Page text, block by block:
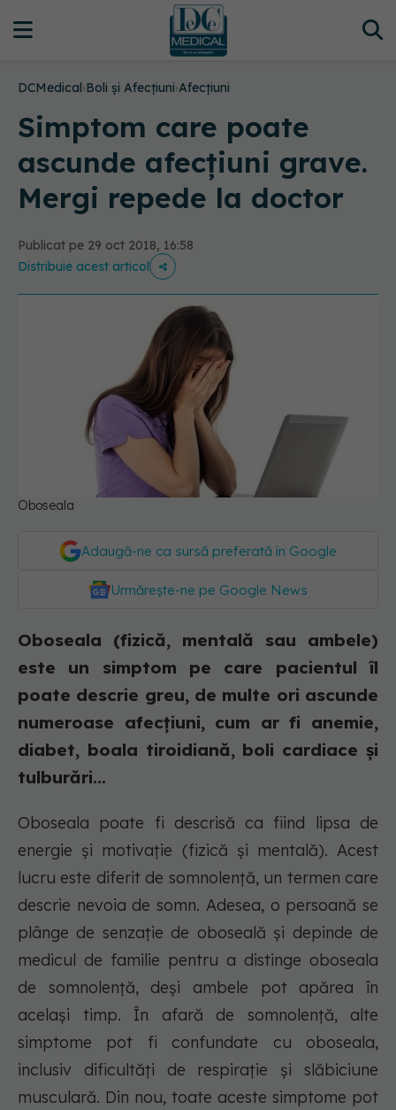
DCMedical›Boli și Afecțiuni›Afecțiuni
Simptom care poate
ascunde afecțiuni grave.
Mergi repede la doctor
Publicat pe 29 oct 2018, 16:58
Distribuie acest articol
Oboseala
Adaugă-ne ca sursă preferată în Google
Urmărește-ne pe Google News
Oboseala (fizică, mentală sau ambele)
este un simptom pe care pacientul îl
poate descrie greu, de multe ori ascunde
numeroase afecțiuni, cum ar fi anemie,
diabet, boala tiroidiană, boli cardiace și
tulburări...
Oboseala poate fi descrisă ca fiind lipsa de
energie și motivație (fizică și mentală). Acest
lucru este diferit de somnolență, un termen care
descrie nevoia de somn. Adesea, o persoană se
plânge de senzație de oboseală și depinde de
medicul de familie pentru a distinge oboseala
de somnolență, deși ambele pot apărea în
același timp. În afară de somnolență, alte
simptome pot fi confundate cu oboseala,
inclusiv dificultăți de respirație și slăbiciune
musculară. Din nou, toate aceste simptome pot